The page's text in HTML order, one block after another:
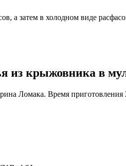
а затем в холодном виде
из крыжовника в
Ломака. Время приготовления